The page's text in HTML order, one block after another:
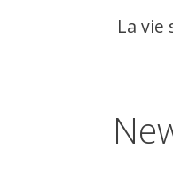
La vie